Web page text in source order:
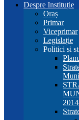
Despre Instituție
Oraș
Primar
Viceprimar
Legislație
Politici si